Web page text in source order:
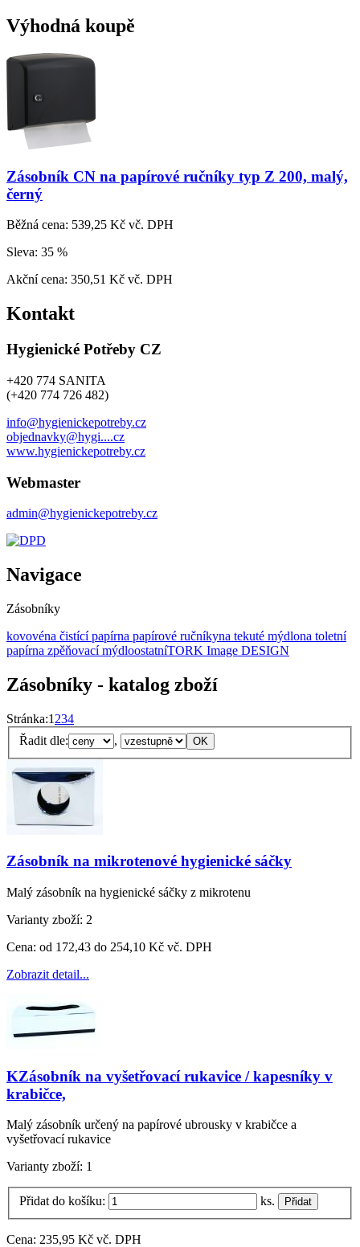
Výhodná koupě
Zásobník CN na papírové ručníky typ Z 200, malý,
černý
Běžná cena: 539,25 Kč vč. DPH
Sleva: 35 %
Akční cena: 350,51 Kč vč. DPH
Kontakt
Hygienické Potřeby CZ
+420 774 SANITA
(+420 774 726 482)
info@hygienickepotreby.cz
objednavky@hygi....cz
www.hygienickepotreby.cz
Webmaster
admin@hygienickepotreby.cz
Navigace
Zásobníky
kovovéna čistící papírna papírové ručníkyna tekuté mýdlona toletní
papírna zpěňovací mýdloostatníTORK Image DESIGN
Zásobníky - katalog zboží
Stránka:1 234
Řadit dle:
,
Zásobník na mikrotenové hygienické sáčky
Malý zásobník na hygienické sáčky z mikrotenu
Varianty zboží: 2
Cena: od 172,43 do 254,10 Kč vč. DPH
Zobrazit detail...
KZásobník na vyšetřovací rukavice / kapesníky v
krabičce,
Malý zásobník určený na papírové ubrousky v krabičce a
vyšetřovací rukavice
Varianty zboží: 1
Přidat do košíku: ks.
Cena: 235,95 Kč vč. DPH